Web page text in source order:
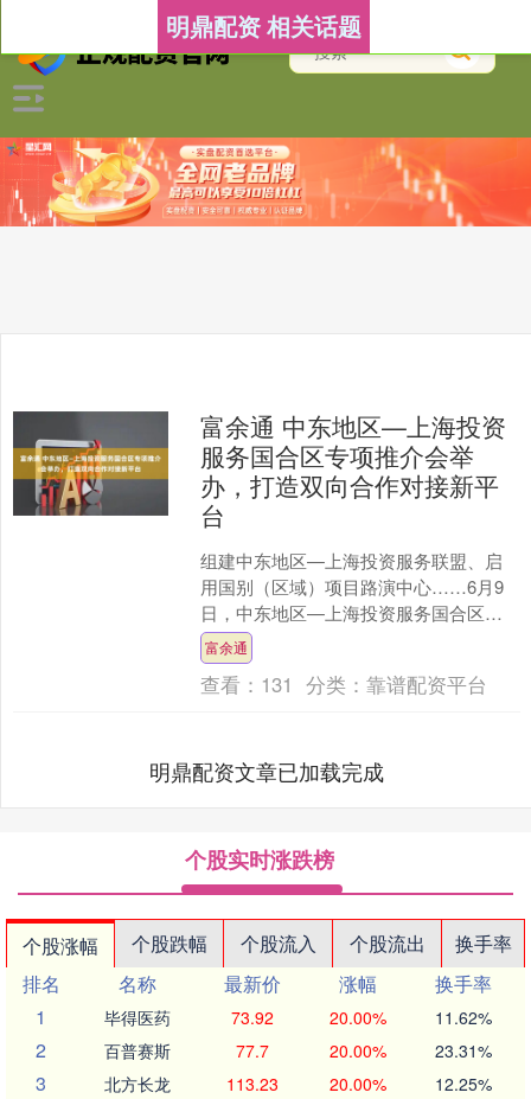
明鼎配资 相关话题
富余通 中东地区—上海投资
服务国合区专项推介会举
办，打造双向合作对接新平
台
组建中东地区—上海投资服务联盟、启
用国别（区域）项目路演中心……6月9
日，中东地区—上海投资服务国合区专
项推介会在上海东方枢纽国际商务合作
区（以下简称“国际商务....
富余通
查看： 131 分类：靠谱配资平台
明鼎配资文章已加载完成
个股实时涨跌榜
个股涨幅 个股跌幅 个股流入 个股流出
换手率
排名
名称 最新价 涨幅
换手率
1
毕得医药 73.92 20.00% 11.62%
2 百普赛斯 77.7 20.00% 23.31%
3 北方长龙 113.23 20.00% 12.25%